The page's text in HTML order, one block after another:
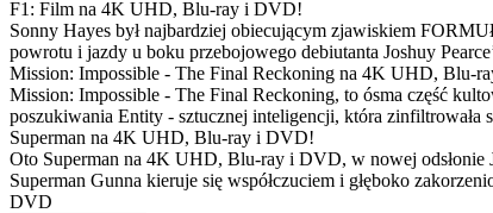
F1: Film na 4K UHD, Blu-ray i DVD!
Sonny Hayes był najbardziej obiecującym zjawiskiem
powrotu i jazdy u boku przebojowego debiutanta Joshuy
Mission: Impossible - The Final Reckoning na 4K UHD, Blu-
Mission: Impossible - The Final Reckoning, to ósma część
poszukiwania Entity - sztucznej inteligencji, która zinfiltrowała
Superman na 4K UHD, Blu-ray i DVD!
Oto Superman na 4K UHD, Blu-ray i DVD, w nowej odsłonie
Superman Gunna kieruje się współczuciem i głęboko
DVD